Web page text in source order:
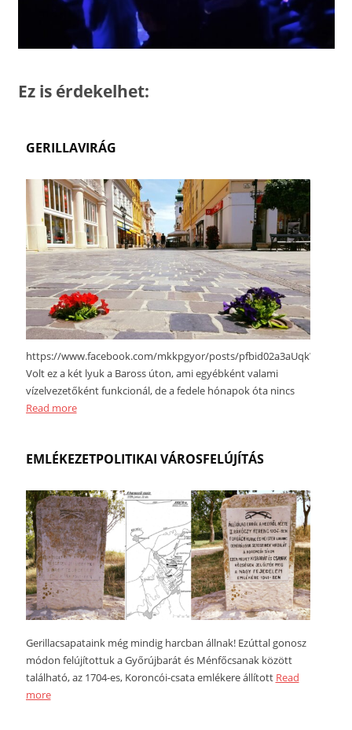
Ez is érdekelhet:
GERILLAVIRÁG
https://www.facebook.com/mkkpgyor/posts/
Volt ez a két lyuk a Baross úton, ami egyébként valami
vízelvezetőként funkcionál, de a fedele hónapok óta nincs
Read more
EMLÉKEZETPOLITIKAI VÁROSFELÚJÍTÁS
Gerillacsapataink még mindig harcban állnak! Ezúttal gonosz
módon felújítottuk a Győrújbarát és Ménfőcsanak között
található, az 1704-es, Koroncói-csata emlékere állított Read
more